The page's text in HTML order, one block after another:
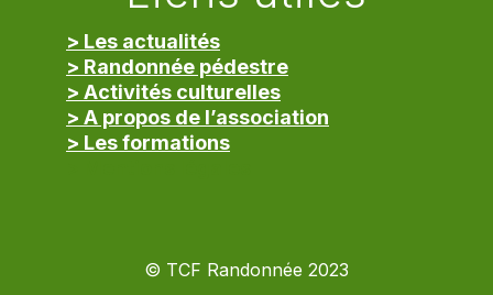
> Les actualités
> Randonnée pédestre
> Activités culturelles
> A propos de l’association
> Les formations
© TCF Randonnée 2023